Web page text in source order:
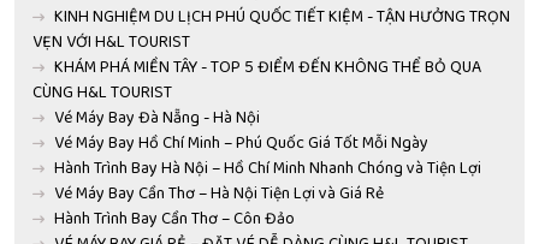
KINH NGHIỆM DU LỊCH PHÚ QUỐC TIẾT KIỆM - TẬN HƯỞNG TRỌN
VẸN VỚI H&L TOURIST
KHÁM PHÁ MIỀN TÂY - TOP 5 ĐIỂM ĐẾN KHÔNG THỂ BỎ QUA
CÙNG H&L TOURIST
Vé Máy Bay Đà Nẵng - Hà Nội
Vé Máy Bay Hồ Chí Minh – Phú Quốc Giá Tốt Mỗi Ngày
Hành Trình Bay Hà Nội – Hồ Chí Minh Nhanh Chóng và Tiện Lợi
Vé Máy Bay Cần Thơ – Hà Nội Tiện Lợi và Giá Rẻ
Hành Trình Bay Cần Thơ – Côn Đảo